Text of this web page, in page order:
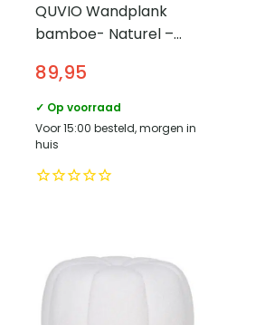
QUVIO Wandplank
bamboe- Naturel –
89,95
✓ Op voorraad
Voor 15:00 besteld, morgen in
huis